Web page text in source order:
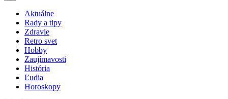
Aktuálne
Rady a tipy
Zdravie
Retro svet
Hobby
Zaujímavosti
História
Ľudia
Horoskopy